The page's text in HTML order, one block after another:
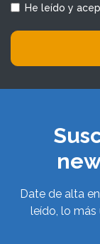
He leído y
Date de alta
leído, lo